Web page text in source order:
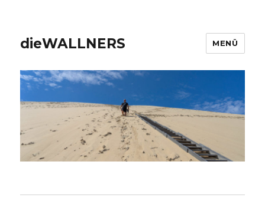
dieWALLNERS MENÜ